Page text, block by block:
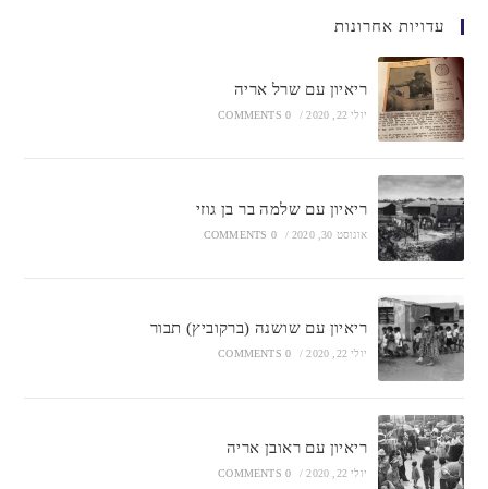
עדויות אחרונות
ריאיון עם שרל אריה
יולי 22, 2020 /
0 COMMENTS
ריאיון עם שלמה בר בן גוזי
אוגוסט 30, 2020 /
0 COMMENTS
ריאיון עם שושנה (ברקוביץ) תבור
יולי 22, 2020 /
0 COMMENTS
ריאיון עם ראובן אריה
יולי 22, 2020 /
0 COMMENTS